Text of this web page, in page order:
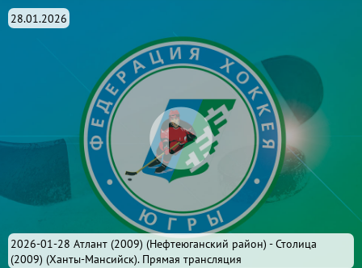
28.01.2026
2026-01-28 Атлант (2009) (Нефтеюганский район) - Столица
(2009) (Ханты-Мансийск). Прямая трансляция